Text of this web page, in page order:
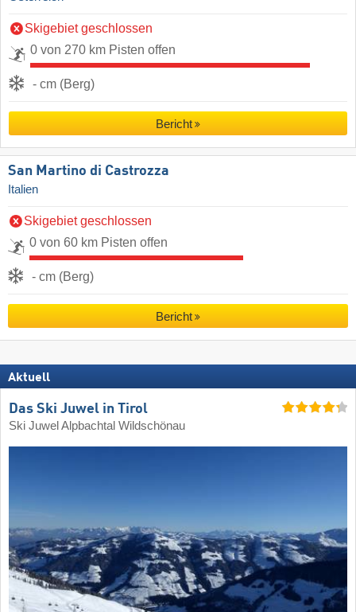
Skigebiet geschlossen
0 von 270 km Pisten offen
- cm (Berg)
Bericht
San Martino di Castrozza
Italien
Skigebiet geschlossen
0 von 60 km Pisten offen
- cm (Berg)
Bericht
Aktuell
Das Ski Juwel in Tirol
Ski Juwel Alpbachtal Wildschönau